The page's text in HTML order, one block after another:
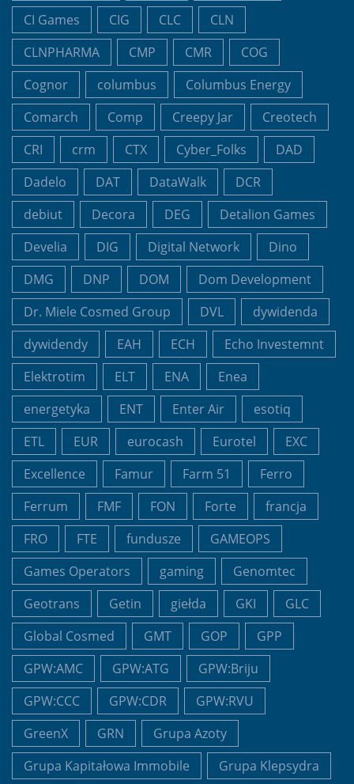
CI Games
CIG CLC
CLN
CLNPHARMA
CMP CMR
COG
Cognor
columbus
Columbus Energy
Comarch
Comp Creepy Jar
Creotech
CRI
crm CTX Cyber_Folks
DAD
Dadelo
DAT DataWalk
DCR
debiut
Decora DEG
Detalion Games
Develia
DIG Digital Network
Dino
DMG
DNP DOM
Dom Development
Dr. Miele Cosmed Group
DVL
dywidenda
dywidendy
EAH ECH
Echo Investemnt
Elektrotim
ELT ENA
Enea
energetyka
ENT Enter Air
esotiq
ETL
EUR eurocash Eurotel
EXC
Excellence
Famur Farm 51
Ferro
Ferrum
FMF FON Forte
francja
FRO
FTE fundusze
GAMEOPS
Games Operators
gaming
Genomtec
Geotrans
Getin giełda GKI
GLC
Global Cosmed
GMT GOP
GPP
GPW:AMC
GPW:ATG
GPW:Briju
GPW:CCC
GPW:CDR
GPW:RVU
GreenX
GRN
Grupa Azoty
Grupa Kapitałowa Immobile
Grupa Klepsydra